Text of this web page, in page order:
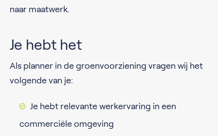
naar maatwerk.
Je hebt het
Als planner in de groenvoorziening vragen wij het
volgende van je:
Je hebt relevante werkervaring in een
commerciële omgeving